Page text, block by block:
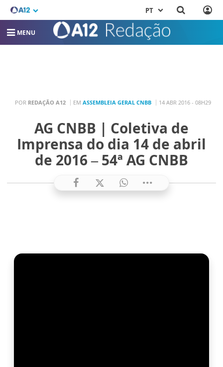
PT
MENU
POR REDAÇÃO A12 EM ASSEMBLEIA GERAL CNBB 14 ABR 2016 - 08H29
AG CNBB | Coletiva de
Imprensa do dia 14 de abril
de 2016 – 54ª AG CNBB